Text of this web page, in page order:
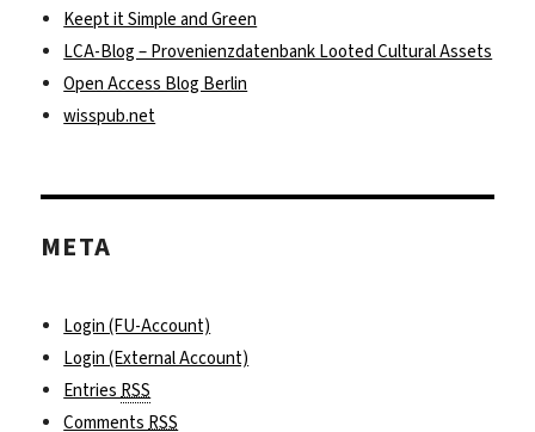
Keept it Simple and Green
LCA-Blog – Provenienzdatenbank Looted Cultural Assets
Open Access Blog Berlin
wisspub.net
META
Login (FU-Account)
Login (External Account)
Entries RSS
Comments RSS